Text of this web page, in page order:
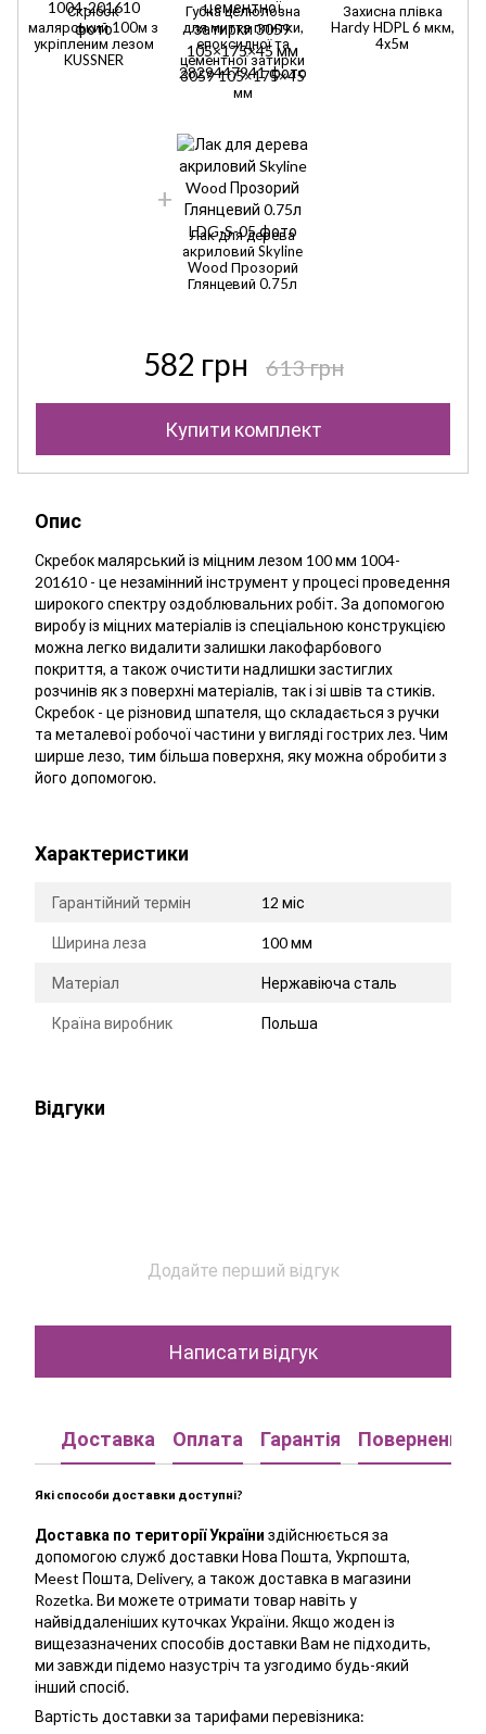
Скрібок
малярський 100м з
укріпленим лезом
KUSSNER
Губка целюлозна
для миття плитки,
епоксидної та
цементної затирки
3059 105×175×45
мм
Захисна плівка
Hardy HDPL 6 мкм,
4х5м
Лак для дерева
акриловий Skyline
Wood Прозорий
Глянцевий 0.75л
582 грн 613 грн
Купити комплект
Опис
Скребок малярський із міцним лезом 100 мм 1004-
201610 - це незамінний інструмент у процесі проведення
широкого спектру оздоблювальних робіт. За допомогою
виробу із міцних матеріалів із спеціальною конструкцією
можна легко видалити залишки лакофарбового
покриття, а також очистити надлишки застиглих
розчинів як з поверхні матеріалів, так і зі швів та стиків.
Скребок - це різновид шпателя, що складається з ручки
та металевої робочої частини у вигляді гострих лез. Чим
ширше лезо, тим більша поверхня, яку можна обробити з
його допомогою.
Характеристики
Гарантійний термін 12 міс
Ширина леза 100 мм
Матеріал Нержавіюча сталь
Країна виробник Польша
Відгуки
Додайте перший відгук
Написати відгук
Доставка Оплата Гарантія Повернення
Які способи доставки доступні?
Доставка по території України здійснюється за
допомогою служб доставки Нова Пошта, Укрпошта,
Meest Пошта, Delivery, а також доставка в магазини
Rozetka. Ви можете отримати товар навіть у
найвіддаленіших куточках України. Якщо жоден із
вищезазначених способів доставки Вам не підходить,
ми завжди підемо назустріч та узгодимо будь-який
інший спосіб.
Вартість доставки за тарифами перевізника: